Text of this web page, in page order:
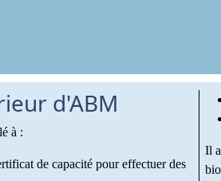
d'ABM
à :
de capacité pour effectuer des
Il